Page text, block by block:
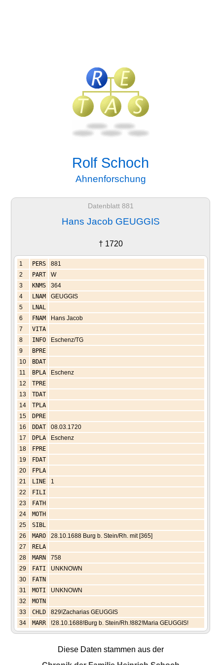
Rolf Schoch
Ahnenforschung
Datenblatt 881
Hans Jacob GEUGGIS
† 1720
1 PERS
881
2
PART
W
3
KNMS
364
4
LNAM
GEUGGIS
5
LNAL
6
FNAM
Hans Jacob
7
VITA
8
INFO
Eschenz/TG
9
BPRE
10
BDAT
11
BPLA
Eschenz
12
TPRE
13
TDAT
14
TPLA
15
DPRE
16
DDAT
08.03.1720
17
DPLA
Eschenz
18
FPRE
19
FDAT
20
FPLA
21
LINE
1
22
FILI
23
FATH
24
MOTH
25
SIBL
26
MARO
28.10.1688 Burg b. Stein/Rh. mit [365]
27
RELA
28
MARN
758
29
FATI
UNKNOWN
30
FATN
31
MOTI
UNKNOWN
32
MOTN
33
CHLD
829!Zacharias GEUGGIS
34
MARR !28.10.1688!Burg b. Stein/Rh.!882!Maria GEUGGIS!
Diese Daten stammen aus der